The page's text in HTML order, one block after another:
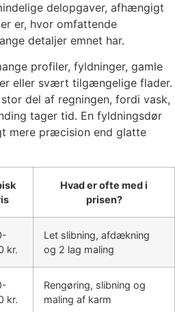
delopgaver, afhængigt
er, hvor omfattende
detaljer emnet har.
profiler, fyldninger, gamle
eller svært tilgængelige flader.
del af regningen, fordi vask,
tager tid. En fyldningsdør
mere præcision end glatte
Hvad er ofte med i
prisen?
kr.
Let slibning, afdækning
og 2 lag maling
kr.
Rengøring, slibning og
maling af karm